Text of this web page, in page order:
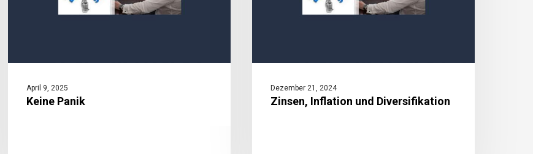
April 9, 2025
Keine Panik
Dezember 21, 2024
Zinsen, Inflation und Diversifikation